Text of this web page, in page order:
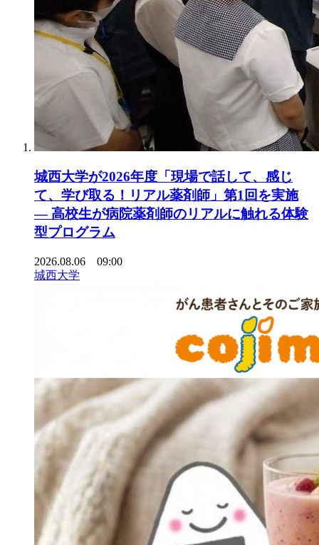
城西大学が2026年度「現場で話して、感じ
て、学び取る！リアル薬剤師」第1回を実施
― 高校生が病院薬剤師のリアルに触れる体験
型プログラム
2026.08.06 09:00
城西大学